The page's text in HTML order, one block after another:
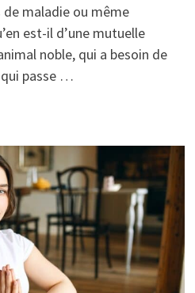
maladie ou même
est-il d’une mutuelle
noble, qui a besoin de
qui passe …